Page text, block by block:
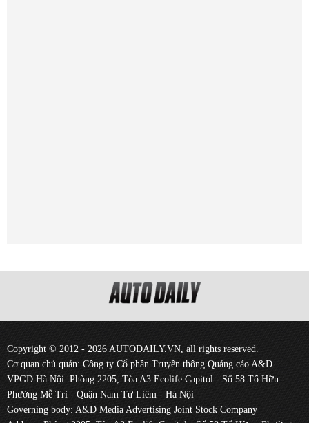
Copyright © 2012 - 2026 AUTODAILY.VN, all rights reserved.
Cơ quan chủ quản: Công ty Cổ phần Truyền thông Quảng cáo A&D.
VPGD Hà Nội: Phòng 2205, Tòa A3 Ecolife Capitol - Số 58 Tố Hữu -
Phường Mễ Trì - Quận Nam Từ Liêm - Hà Nội
Governing body: A&D Media Advertising Joint Stock Company